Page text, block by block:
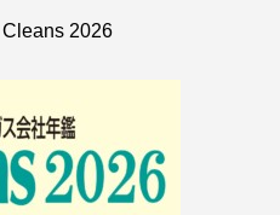
Cleans 2026